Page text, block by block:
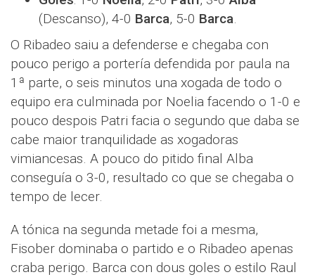
(Descanso), 4-0 Barca, 5-0 Barca
O Ribadeo saiu a defenderse e chegaba con
pouco perigo a portería defendida por paula na
1ª parte, o seis minutos una xogada de todo o
equipo era culminada por Noelia facendo o 1-0 e
pouco despois Patri facia o segundo que daba se
cabe maior tranquilidade as xogadoras
vimiancesas. A pouco do pitido final Alba
conseguía o 3-0, resultado co que se chegaba o
tempo de lecer.
A tónica na segunda metade foi a mesma,
Fisober dominaba o partido e o Ribadeo apenas
craba perigo. Barca con dous goles o estilo Raul